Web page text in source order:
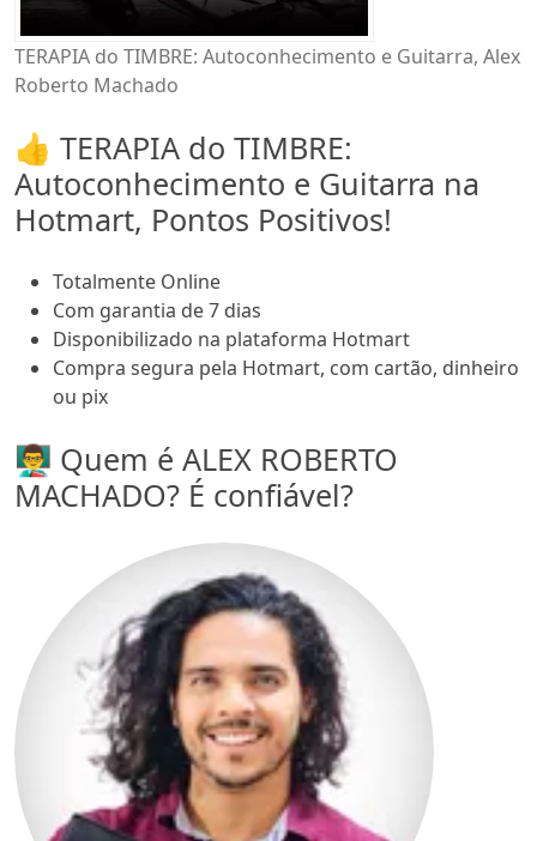
TERAPIA do TIMBRE: Autoconhecimento e Guitarra, Alex
Roberto Machado
👍 TERAPIA do TIMBRE:
Autoconhecimento e Guitarra na
Hotmart, Pontos Positivos!
Totalmente Online
Com garantia de 7 dias
Disponibilizado na plataforma Hotmart
Compra segura pela Hotmart, com cartão, dinheiro
ou pix
👨‍🏫 Quem é ALEX ROBERTO
MACHADO? É confiável?